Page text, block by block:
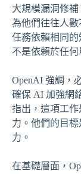
大規模漏洞修
為他們往往人
任務依賴相同
不是依賴於任何
OpenAI 強調，
確保 AI 加強網
指出，這項工
力。他們的目
力。
在基礎層面，